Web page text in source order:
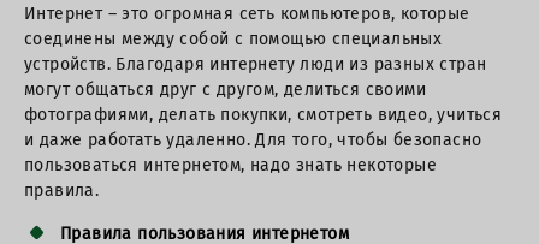
Интернет – это огромная сеть компьютеров, которые
соединены между собой с помощью специальных
устройств. Благодаря интернету люди из разных стран
могут общаться друг с другом, делиться своими
фотографиями, делать покупки, смотреть видео, учиться
и даже работать удаленно. Для того, чтобы безопасно
пользоваться интернетом, надо знать некоторые
правила.
Правила пользования интернетом